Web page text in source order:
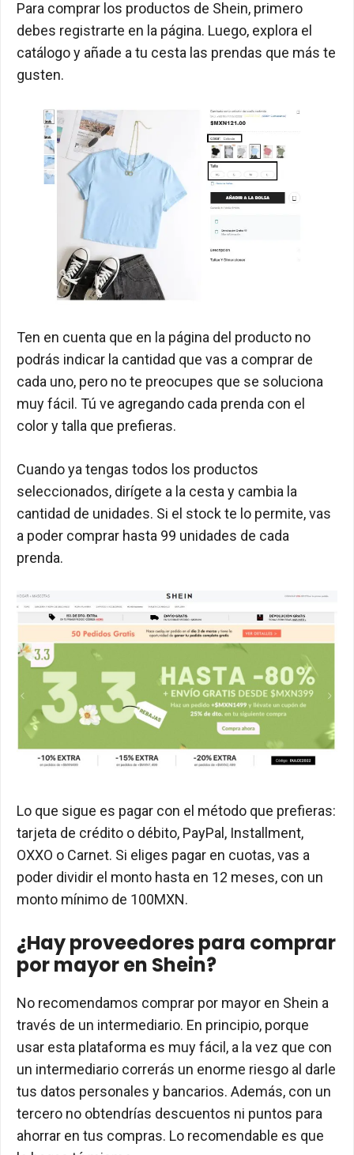
Para comprar los productos de Shein, primero
debes registrarte en la página. Luego, explora el
catálogo y añade a tu cesta las prendas que más te
gusten.
Ten en cuenta que en la página del producto no
podrás indicar la cantidad que vas a comprar de
cada uno, pero no te preocupes que se soluciona
muy fácil. Tú ve agregando cada prenda con el
color y talla que prefieras.
Cuando ya tengas todos los productos
seleccionados, dirígete a la cesta y cambia la
cantidad de unidades. Si el stock te lo permite, vas
a poder comprar hasta 99 unidades de cada
prenda.
Lo que sigue es pagar con el método que prefieras:
tarjeta de crédito o débito, PayPal, Installment,
OXXO o Carnet. Si eliges pagar en cuotas, vas a
poder dividir el monto hasta en 12 meses, con un
monto mínimo de 100MXN.
¿Hay proveedores para comprar
por mayor en Shein?
No recomendamos comprar por mayor en Shein a
través de un intermediario. En principio, porque
usar esta plataforma es muy fácil, a la vez que con
un intermediario correrás un enorme riesgo al darle
tus datos personales y bancarios. Además, con un
tercero no obtendrías descuentos ni puntos para
ahorrar en tus compras. Lo recomendable es que